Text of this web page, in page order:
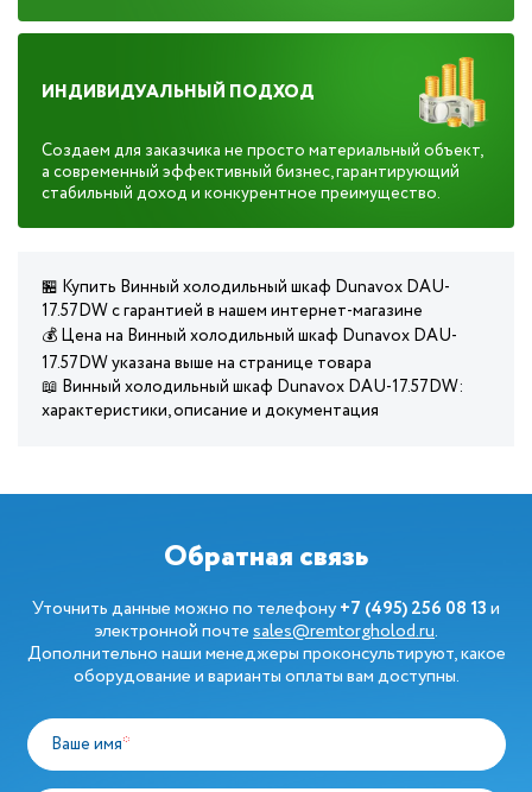
ИНДИВИДУАЛЬНЫЙ ПОДХОД
Создаем для заказчика не просто материальный объект,
а современный эффективный бизнес, гарантирующий
стабильный доход и конкурентное преимущество.
🏪 Купить Винный холодильный шкаф Dunavox DAU-
17.57DW с гарантией в нашем интернет-магазине
💰 Цена на Винный холодильный шкаф Dunavox DAU-
17.57DW указана выше на странице товара
📖 Винный холодильный шкаф Dunavox DAU-17.57DW:
характеристики, описание и документация
Обратная связь
Уточнить данные можно по телефону+7 (495) 256 08 13и
электронной почтеsales@remtorgholod.ru.
Дополнительно наши менеджеры проконсультируют, какое
оборудование и варианты оплаты вам доступны.
Ваше имя*